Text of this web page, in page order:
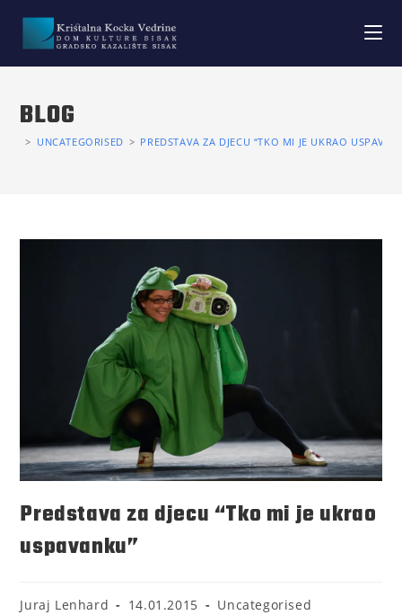
BLOG
> UNCATEGORISED > PREDSTAVA ZA DJECU “TKO MI JE UKRAO
Predstava za djecu “Tko mi je ukrao
uspavanku”
Juraj Lenhard 14.01.2015 Uncategorised